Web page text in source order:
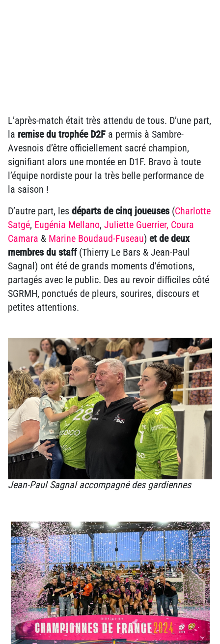
L’après-match était très attendu de tous. D’une part,
la remise du trophée D2F a permis à Sambre-
Avesnois d’être officiellement sacré champion,
signifiant alors une montée en D1F. Bravo à toute
l’équipe nordiste pour la très belle performance de
la saison !
D’autre part, les départs de cinq joueuses (Charlotte
Satgé, Eugénia Mellano, Juliette Guerrier, Coura
Camara & Marine Boudaud-Fuseau) et de deux
membres du staff(Thierry Le Bars & Jean-Paul
Sagnal) ont été de grands moments d’émotions,
partagés avec le public. Des au revoir difficiles côté
SGRMH, ponctués de pleurs, sourires, discours et
petites attentions.
Jean-Paul Sagnal accompagné des gardiennes